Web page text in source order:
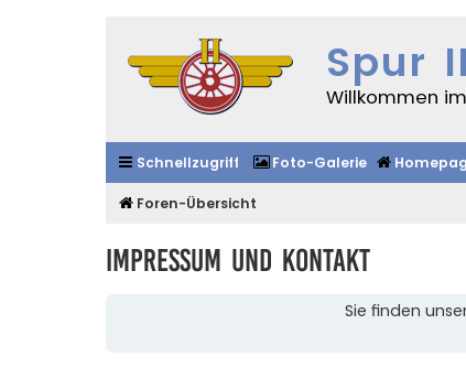
Spur
Willkommen
Schnellzugriff Foto-Galerie
Foren-Übersicht
Impressum und Kontakt
Sie finden